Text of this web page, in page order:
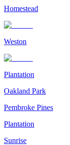
Homestead
Weston
Plantation
Oakland Park
Pembroke Pines
Plantation
Sunrise